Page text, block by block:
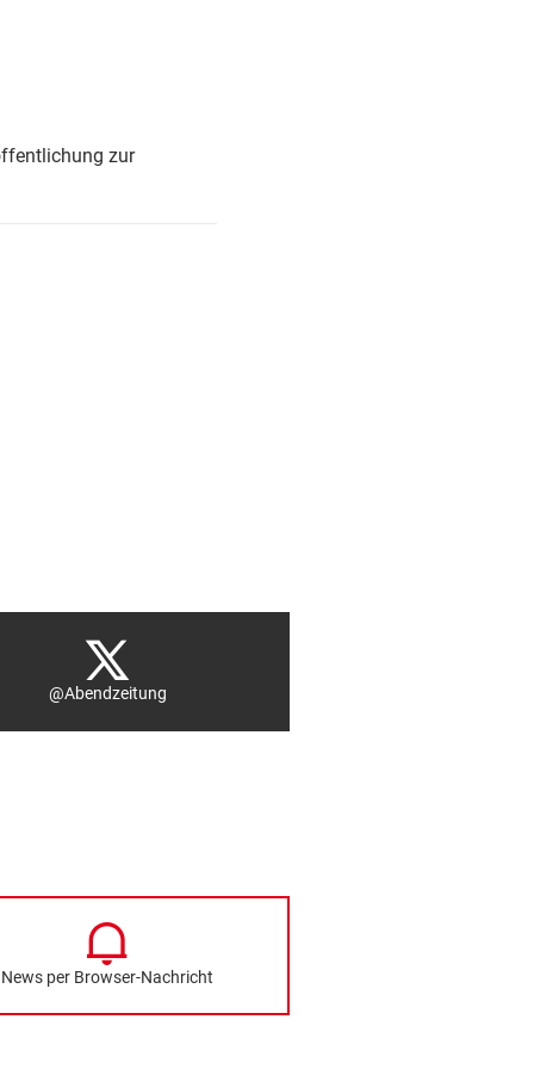
zur
@Abendzeitung
News per Browser-Nachricht